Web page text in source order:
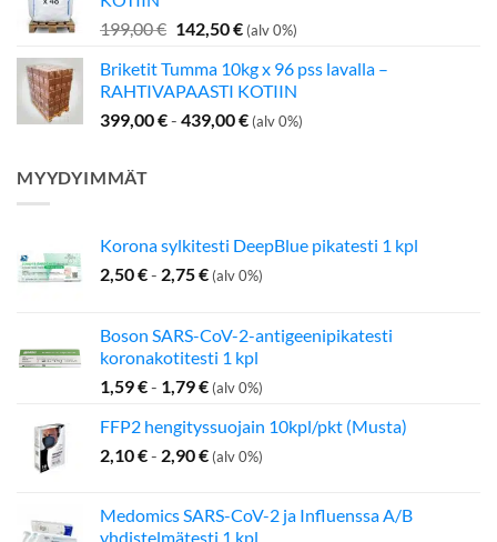
199,00€ Alkuperäinen
oli:
199,00 €.
142,50€Nykyinen
on:
142,50 €.
(alv 0%)
Briketit Tumma 10kg x 96 pss lavalla –
RAHTIVAPAASTI KOTIIN
399,00€- 439,00€ (alv 0%)
MYYDYIMMÄT
Korona sylkitesti DeepBlue pikatesti 1 kpl
2,50€- 2,75€ (alv 0%)
Boson SARS-CoV-2-antigeenipikatesti
koronakotitesti 1 kpl
1,59€- 1,79€ (alv 0%)
FFP2 hengityssuojain 10kpl/pkt (Musta)
2,10€- 2,90€ (alv 0%)
Medomics SARS-CoV-2 ja Influenssa A/B
yhdistelmätesti 1 kpl